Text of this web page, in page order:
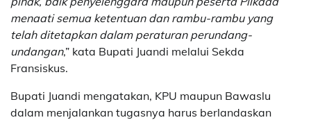
menaati semua ketentuan dan rambu-rambu yang
telah ditetapkan dalam peraturan perundang-
undangan,” kata Bupati Juandi melalui Sekda
Fransiskus.
Bupati Juandi mengatakan, KPU maupun Bawaslu
dalam menjalankan tugasnya harus berlandaskan